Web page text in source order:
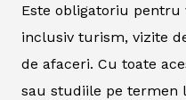
Este obligatoriu
inclusiv turism, vizite
de afaceri. Cu toate
sau studiile pe termen